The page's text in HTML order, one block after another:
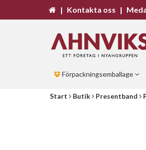
Start Butik Presentband
| Kontakta oss |
Förpackningsemballage